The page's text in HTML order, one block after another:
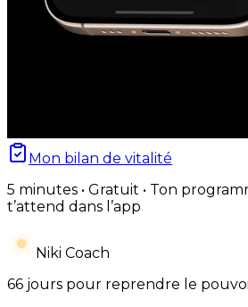
Mon bilan de vitalité
5 minutes • Gratuit • Ton
t’attend dans l’app
Niki Coach
66 jours pour reprendre le